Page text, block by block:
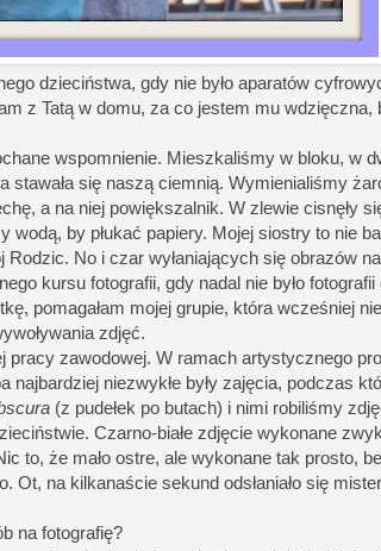
dzieciństwa, gdy nie było aparatów
z Tatą w domu, za co jestem mu wdzięczna,
wspomnienie. Mieszkaliśmy w bloku, w
stawała się naszą ciemnią. Wymienialiśmy
a na niej powiększalnik. W zlewie cisnęły
wodą, by płukać papiery. Mojej siostry to nie
No i czar wyłaniających się obrazów
kursu fotografii, gdy nadal nie było
pomagałam mojej grupie, która wcześniej
zdjęć.
pracy zawodowej. W ramach artystycznego
najbardziej niezwykłe były zajęcia, podczas
(z pudełek po butach) i nimi robiliśmy
Czarno-białe zdjęcie wykonane
to, że mało ostre, ale wykonane tak prosto,
Ot, na kilkanaście sekund odsłaniało się
na fotografię?